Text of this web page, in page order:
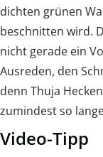
dichten grünen
beschnitten wird.
nicht gerade ein
Ausreden, den
denn Thuja
zumindest so
Video-Tipp